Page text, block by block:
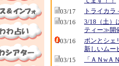
03/17
トライカ
03/16
3/18（土）
ティー≫開
03/16
ボンとシェ
新しいムー
03/15
「ＡＮwＡ